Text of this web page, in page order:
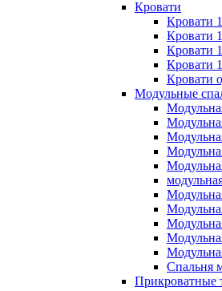
Кровати
Кровати
Кровати
Кровати
Кровати
Кровати
Модульные
Спальня
Прикроватные